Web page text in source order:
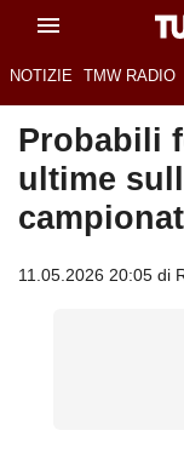
NOTIZIE TMW RADIO
Probabili
ultime
11.05.2026 20:05 di